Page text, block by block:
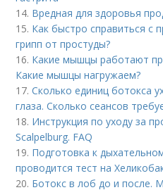
14. Вредная для здоровья
15. Как быстро справиться с
грипп от простуды?
16. Какие мышцы работают
Какие мышцы нагружаем?
17.Сколько единиц ботокса
глаза. Сколько сеансов
18. Инструкция по уходу за
Scalpelburg. FAQ
19. Подготовка к
проводится тест на
20. Ботокс в лоб до и после.